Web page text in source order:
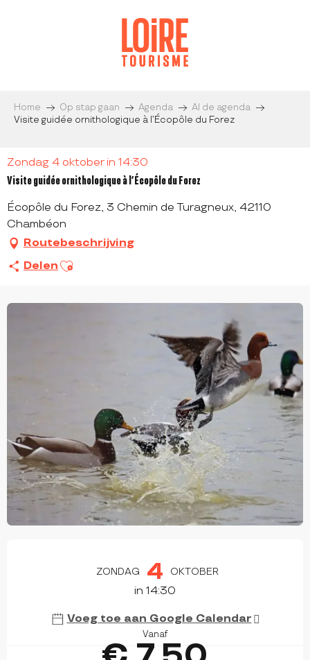
Home Op stap gaan Agenda
Al de agenda
Visite guidée ornithologique à l’Écopôle du Forez
Zondag 4 oktober in 14:30
Visite guidée ornithologique à l’Écopôle du Forez
Écopôle du Forez, 3 Chemin de Turagneux, 42110
Chambéon
Routebeschrijving
Delen Ajouter aux favoris
ZONDAG 4 OKTOBER
in 14:30
Voeg toe aan Google Calendar
Vanaf